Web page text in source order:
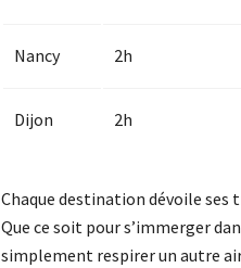
Nancy 2h
Dijon 2h
Chaque destination dévoile ses
Que ce soit pour s’immerger
simplement respirer un autre